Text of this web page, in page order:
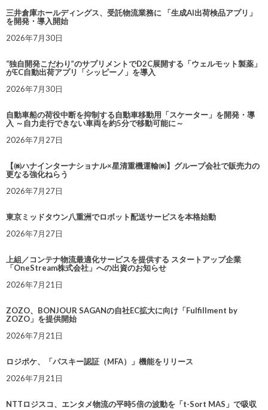
三井倉庫ホールディングス、受託物流業務に 「生成AI出荷検品アプリ」
を開発・導入開始
2026年7月30日
“独自開発こだわり”のサプリメントでD2C展開する「ウェルモット製薬」
がEC自動出荷アプリ「シッピーノ」を導入
2026年7月30日
自動車船の荷役中断を抑制する自動車移動用「スケーター」を開発・導
入 ～自力走行できない車両を約5分で移動可能に～
2026年7月27日
【㈱ハナインターナショナル×星清重機運輸㈱】グループ会社で販売力の
更なる強化ねらう
2026年7月27日
東京ミッドタウン八重洲でロボット配送サービスを本格始動
2026年7月27日
上組／コンテナ物流最適化サービスを提供する スタートアップ企業
「OneStream株式会社」への出資のお知らせ
2026年7月21日
ZOZO、BONJOUR SAGANの自社EC拡大に向け「Fulfillment by
ZOZO」を提供開始
2026年7月21日
ロジポケ、「パスキー認証（MFA）」機能をリリース
2026年7月21日
NTTロジスコ、エンタメ物流の平時5倍の波動を「t-Sort MAS」で吸収